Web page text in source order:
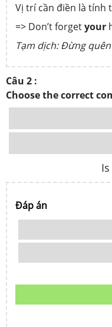
Vị trí cần điền là tính
=> Don’t forgetyour
Tạm dịch: Đừng
Câu 2 :
Choose the correct
Đáp án